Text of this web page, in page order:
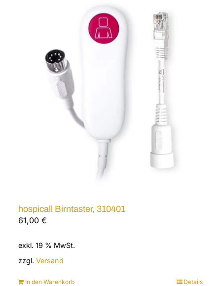
hospicall Birntaster, 310401
61,00€
exkl. 19 % MwSt.
zzgl.Versand
In den Warenkorb Details